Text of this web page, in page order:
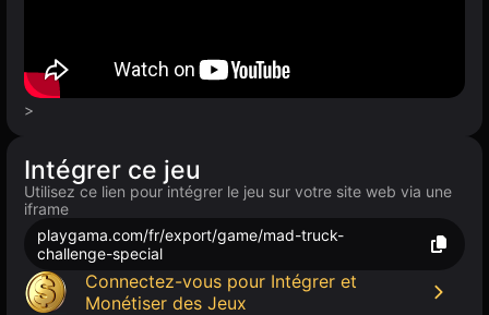
>
Intégrer ce jeu
Utilisez ce lien pour intégrer le jeu sur votre site web via une
iframe
playgama.com/fr/export/game/mad-truck-
challenge-special
Connectez-vous pour Intégrer et
Monétiser des Jeux